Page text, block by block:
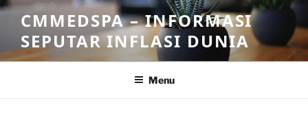
Skip
content
CMMEDSPA – INFORMASI
SEPUTAR INFLASI DUNIA
Menu